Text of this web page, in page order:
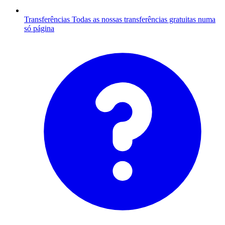
Transferências Todas as nossas transferências gratuitas numa
só página